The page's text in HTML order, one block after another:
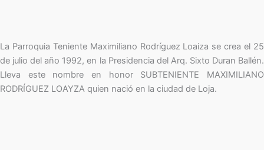
La Parroquia Teniente Maximiliano Rodríguez Loaiza se crea el 25
de julio del año 1992, en la Presidencia del Arq. Sixto Duran Ballén.
Lleva este nombre en honor SUBTENIENTE MAXIMILIANO
RODRÍGUEZ LOAYZA quien nació en la ciudad de Loja.